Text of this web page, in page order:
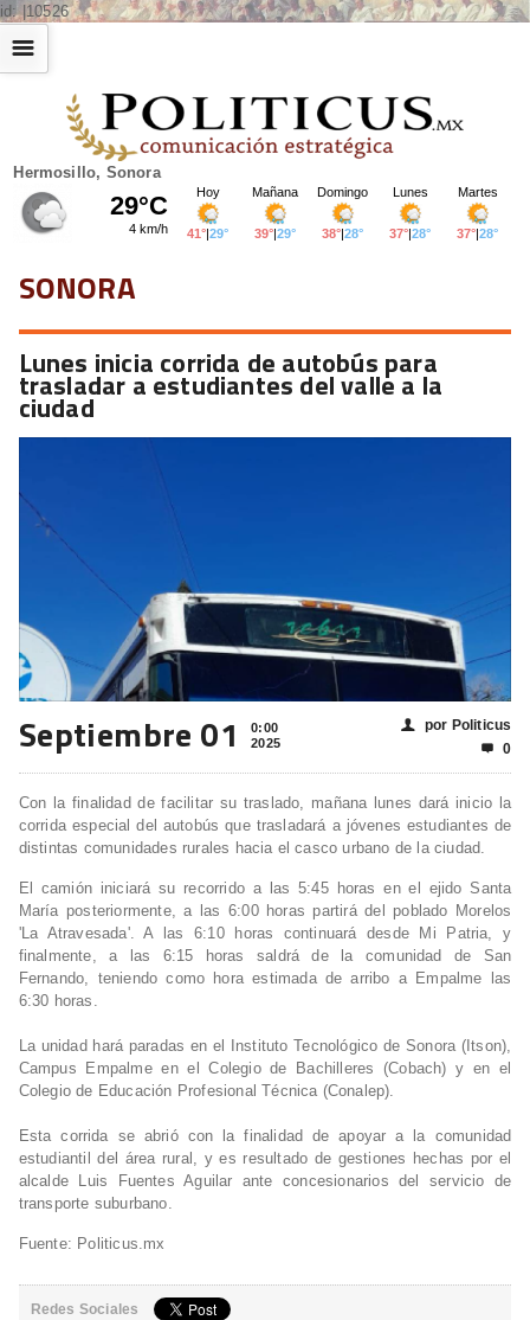
id: |10526
Hermosillo, Sonora
☰
SONORA
Lunes inicia corrida de autobús para
trasladar a estudiantes del valle a la
ciudad
Septiembre 01
0:00
2025
👤 por Politicus
 0
Con la finalidad de facilitar su traslado, mañana lunes dará inicio la
corrida especial del autobús que trasladará a jóvenes estudiantes de
distintas comunidades rurales hacia el casco urbano de la ciudad.
El camión iniciará su recorrido a las 5:45 horas en el ejido Santa
María posteriormente, a las 6:00 horas partirá del poblado Morelos
'La Atravesada'. A las 6:10 horas continuará desde Mi Patria, y
finalmente, a las 6:15 horas saldrá de la comunidad de San
Fernando, teniendo como hora estimada de arribo a Empalme las
6:30 horas.
La unidad hará paradas en el Instituto Tecnológico de Sonora (Itson),
Campus Empalme en el Colegio de Bachilleres (Cobach) y en el
Colegio de Educación Profesional Técnica (Conalep).
Esta corrida se abrió con la finalidad de apoyar a la comunidad
estudiantil del área rural, y es resultado de gestiones hechas por el
alcalde Luis Fuentes Aguilar ante concesionarios del servicio de
transporte suburbano.
Fuente: Politicus.mx
Redes Sociales